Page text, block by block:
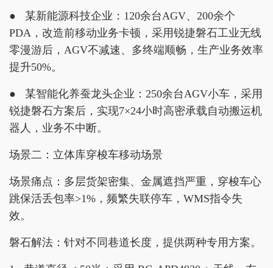
● 某新能源科技企业：120余台AGV、200余个
PDA，改造前移动业务卡顿，采用锐捷磐石工业无线
零漫游后，AGV不减速、多终端顺畅，生产业务效率
提升50%。
● 某智能化养蚕龙头企业：250余台AGV小车，采用
锐捷磐石方案后，实现7×24小时高密承载自动搬运机
器人，业务不中断。
场景二：立体库穿梭车移动场景
场景痛点：多层货架密集、金属遮挡严重，穿梭车心
跳保活丢包率>1%，频繁失联停车，WMS指令失
效。
磐石解法：针对不同巷道长度，提供两种专用方案。